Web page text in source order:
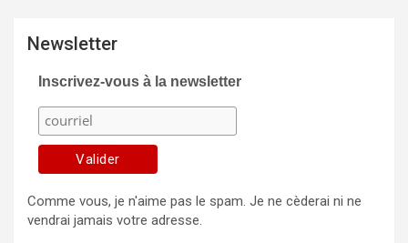
Newsletter
Inscrivez-vous à la newsletter
Comme vous, je n'aime pas le spam. Je ne cèderai ni ne
vendrai jamais votre adresse.